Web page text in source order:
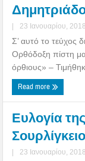
| 23 Ιανουαρίου, 2018
Σ’ αυτό το τεύχος
Ορθόδοξη πίστη
όρθιους» –
Read more
Ευλογία
| 23 Ιανουαρίου, 2018